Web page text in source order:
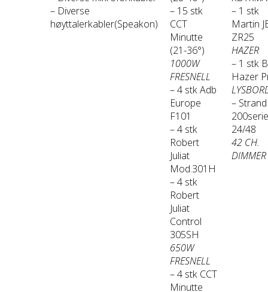
– Diverse
høyttalerkabler(Speakon)
– 15 stk
CCT
Minutte
(21-36°)
1000W
FRESNELL
– 4 stk Adb
Europe
F101
– 4 stk
Robert
Juliat
Mod.301H
– 4 stk
Robert
Juliat
Control
305SH
650W
FRESNELL
– 4 stk CCT
Minutte
– 1 stk
Martin
ZR25
HAZER
– 1 stk
Hazer
– Strand
24/48
42 CH.
DIMMER